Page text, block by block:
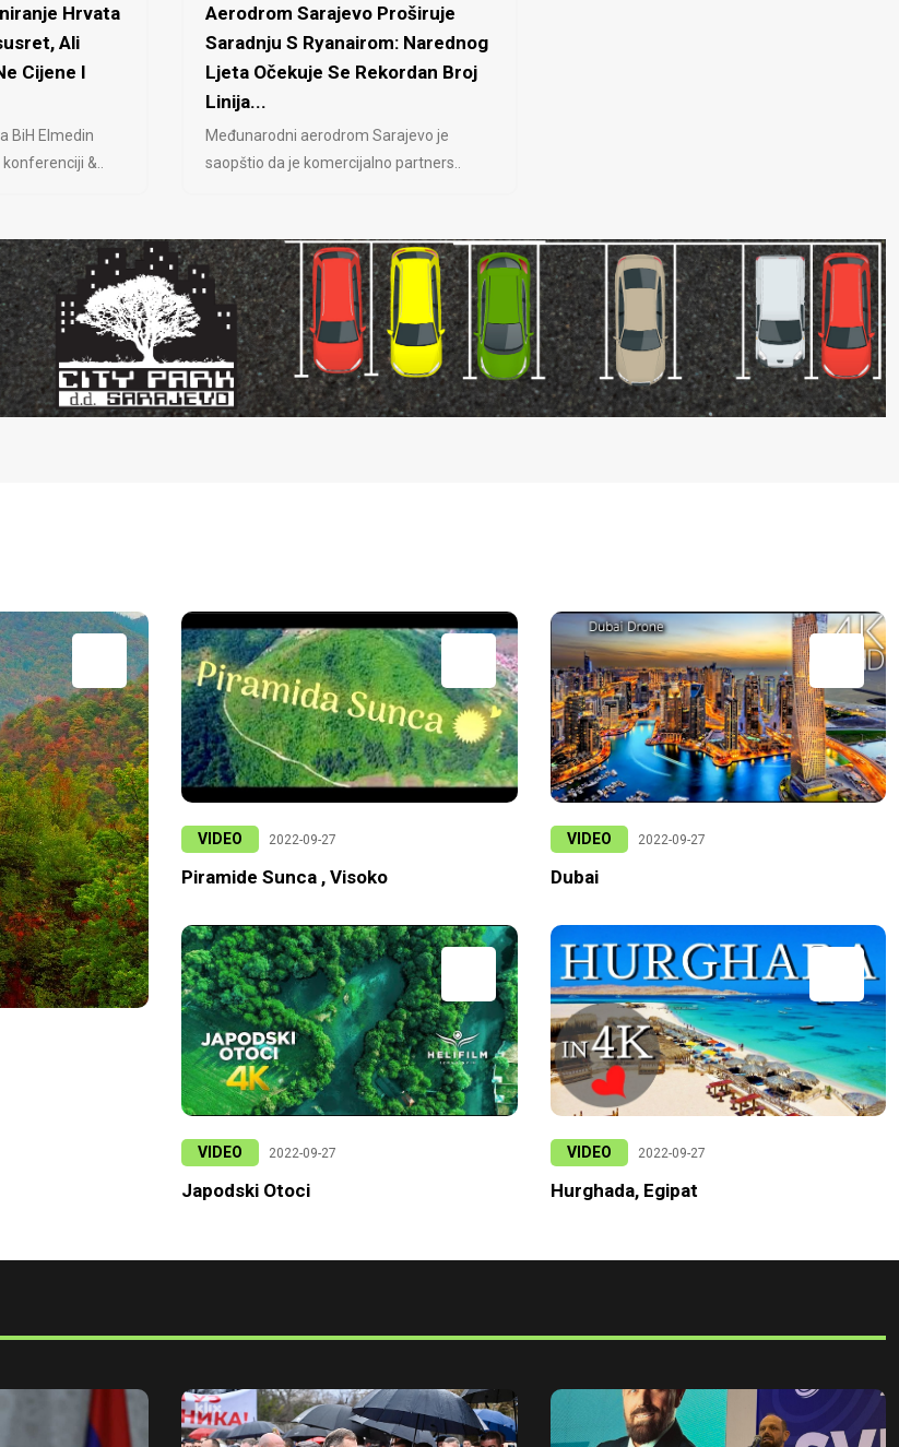
Hrvata
Ali
Cijene I
BiH Elmedin
&..
Aerodrom Sarajevo Proširuje
Saradnju S Ryanairom: Narednog
Ljeta Očekuje Se Rekordan Broj
Linija...
Međunarodni aerodrom Sarajevo je
saopštio da je komercijalno partners..
VIDEO 2022-09-27
Piramide Sunca , Visoko
VIDEO 2022-09-27
Japodski Otoci
VIDEO 2022-09-27
Dubai
VIDEO 2022-09-27
Hurghada, Egipat